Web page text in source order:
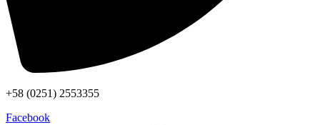
+58 (0251) 2553355
Facebook